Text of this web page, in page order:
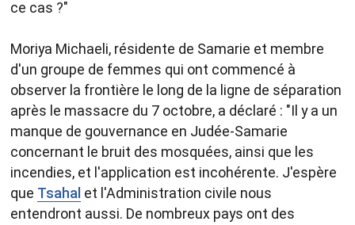
ce cas ?"
Moriya Michaeli, résidente de Samarie et membre
d'un groupe de femmes qui ont commencé à
observer la frontière le long de la ligne de séparation
après le massacre du 7 octobre, a déclaré : "Il y a un
manque de gouvernance en Judée-Samarie
concernant le bruit des mosquées, ainsi que les
incendies, et l'application est incohérente. J'espère
que Tsahal et l'Administration civile nous
entendront aussi. De nombreux pays ont des